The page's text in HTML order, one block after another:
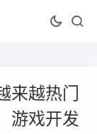
越热门
游戏开发